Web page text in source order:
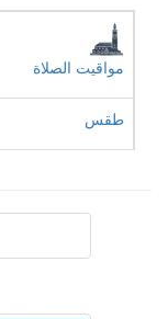
مواقيت الصلاة
طقس